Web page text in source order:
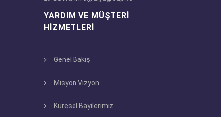
YARDIM VE MÜŞTERI
HIZMETLERI
Genel Bakış
Misyon Vizyon
Küresel Bayilerimiz